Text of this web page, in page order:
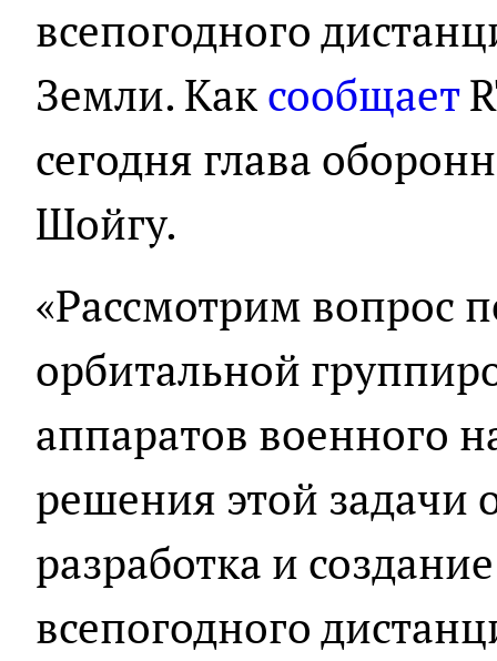
всепогодного
Земли. Каксообщает
сегодня глава
Шойгу.
«Рассмотрим вопрос
орбитальной
аппаратов военного
решения этой задачи
разработка и
всепогодного